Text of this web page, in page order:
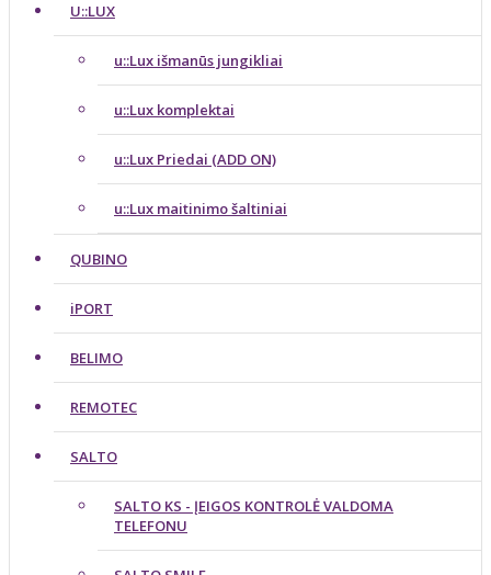
U::LUX
u::Lux išmanūs jungikliai
u::Lux komplektai
u::Lux Priedai (ADD ON)
u::Lux maitinimo šaltiniai
QUBINO
iPORT
BELIMO
REMOTEC
SALTO
SALTO KS - ĮEIGOS KONTROLĖ VALDOMA
TELEFONU